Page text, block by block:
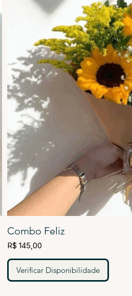
Combo Feliz
R$ 145,00
Verificar Disponibilidade